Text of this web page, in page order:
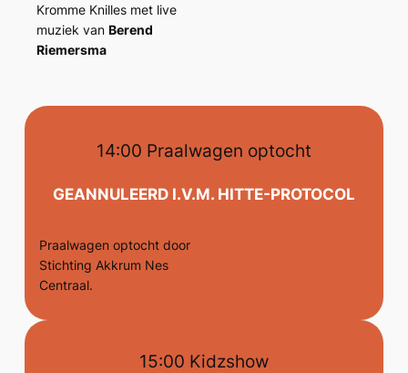
Kromme Knilles met live
muziek vanBerend
Riemersma
14:00 Praalwagen optocht
GEANNULEERD I.V.M. HITTE-PROTOCOL
Praalwagen optocht door
Stichting Akkrum Nes
Centraal.
15:00 Kidzshow